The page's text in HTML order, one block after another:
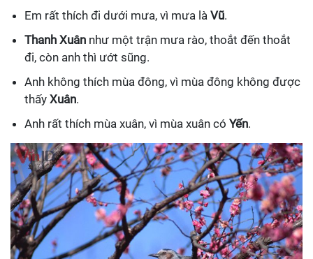
Em rất thích đi dưới mưa, vì mưa là Vũ.
Thanh Xuân như một trận mưa rào, thoắt đến thoắt
đi, còn anh thì ướt sũng.
Anh không thích mùa đông, vì mùa đông không được
thấy Xuân.
Anh rất thích mùa xuân, vì mùa xuân có Yến.